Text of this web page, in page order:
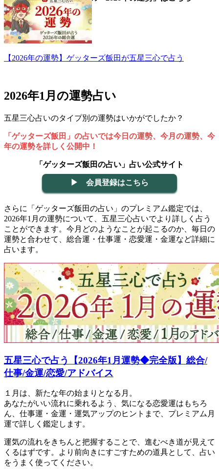
【2026年の運勢】ゲッターズ飯田が五星三心で占う
2026年1月の運勢占い
五星三心占いのタイプ別の運勢はいかがでしたか？
「ゲッターズ飯田」の占いでは今日の運勢、今月の運勢、今
年の運勢を詳しく公開中！
「ゲッターズ飯田の占い」占い公式サイト
▶ 会員登録はこちら
さらに「ゲッターズ飯田の占い」のプレミアム鑑定では、
2026年1月の運勢について、五星三心占いでより詳しく占う
ことができます。今月どのようなことが起こるのか、毎日の
運勢と合わせて、総合運・仕事運・恋愛運・金運など詳細に
占います。
五星三心で占う【2026年1月運勢◆完全版】総合/
仕事/金運/恋愛/アドバイス
１月は、新たな年の始まりとなる月。
あなたがいい流れに乗れるよう、気になる恋愛運はもちろ
ん、仕事運・金運・運気アップのヒントまで、プレミアム月
運で詳しく鑑定します。
運気の流れをきちんと把握することで、進むべき道が見えて
くるはずです。より前向きにすごすための道具として、占い
をうまく使ってください。